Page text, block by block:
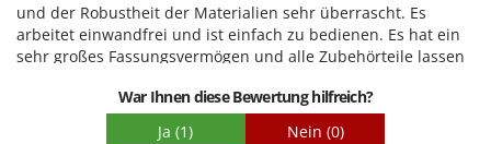
und der Robustheit der Materialien sehr überrascht. Es
arbeitet einwandfrei und ist einfach zu bedienen. Es hat ein
sehr großes Fassungsvermögen und alle Zubehörteile lassen
Schneebesen saugt nicht viel an, wenn man nur wenig
Material verwendet.
War Ihnen diese Bewertung hilfreich?
Ja (1) Nein (0)